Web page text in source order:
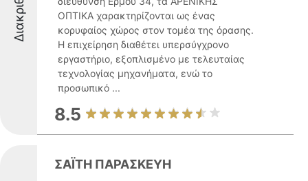
ΟΠΤΙΚΑ χαρακτηρίζονται ως ένας
κορυφαίος χώρος στον τομέα της όρασης.
Η επιχείρηση διαθέτει υπερσύγχρονο
εργαστήριο, εξοπλισμένο με τελευταίας
τεχνολογίας μηχανήματα, ενώ το
προσωπικό ...
8.5
ΣΑΪΤΗ ΠΑΡΑΣΚΕΥΗ